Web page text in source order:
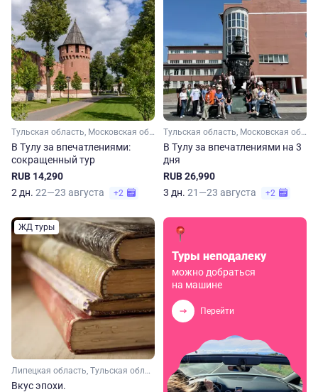
Тульская область, Московская область
В Тулу за впечатлениями:
сокращенный тур
RUB 14,290
2 дн. 22—23 августа +2
Тульская область, Московская область
В Тулу за впечатлениями на 3
дня
RUB 26,990
3 дн. 21—23 августа +2
ЖД туры
Липецкая область, Тульская область
Вкус эпохи.
Туры неподалеку
можно добраться
на машине
Перейти